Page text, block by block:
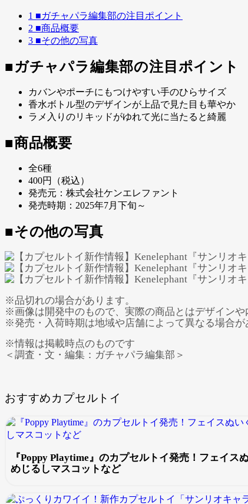
1 ■ガチャパラ編集部の注目ポイント
2 ■商品概要
3 ■その他の写真
■ガチャパラ編集部の注目ポイント
カバンやポーチにもつけやすい手のひらサイズ
香水ボトル型のデザインが上品で見た目も華やか
ラメ入りのリキッドがゆれて光に当たると綺麗
■商品概要
全6種
400円（税込）
発売元：株式会社ケンエレファント
発売時期：2025年7月下旬～
■その他の写真
※品切れの場合があります。
※画像は開発中のもので、実際の商品とはデザインや
※発売・入荷時期は地域や店舗によって異なる場合
※情報は掲載時点のものです
＜調査・文・編集：ガチャパラ編集部＞
おすすめカプセルトイ
『Poppy Playtime』のカプセルトイ発売！フェイス
めじるしマスコットなど